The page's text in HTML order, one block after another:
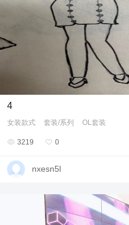
4
女装款式 套装/系列 OL套装
 3219  0
nxesn5l